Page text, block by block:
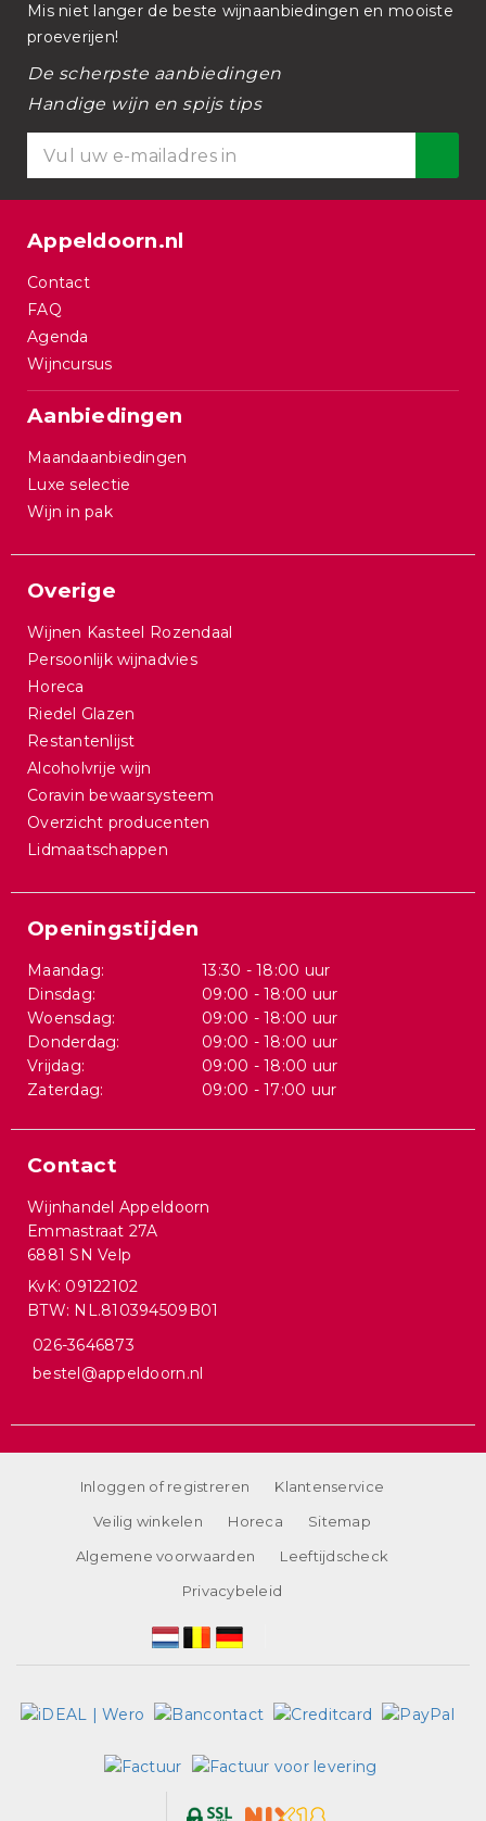
Mis niet langer de beste wijnaanbiedingen en mooiste
proeverijen!
De scherpste aanbiedingen
Handige wijn en spijs tips
Appeldoorn.nl
Contact
FAQ
Agenda
Wijncursus
Aanbiedingen
Maandaanbiedingen
Luxe selectie
Wijn in pak
Overige
Wijnen Kasteel Rozendaal
Persoonlijk wijnadvies
Horeca
Riedel Glazen
Restantenlijst
Alcoholvrije wijn
Coravin bewaarsysteem
Overzicht producenten
Lidmaatschappen
Openingstijden
Maandag:
13:30 - 18:00 uur
Dinsdag:
09:00 - 18:00 uur
Woensdag:
09:00 - 18:00 uur
Donderdag:
09:00 - 18:00 uur
Vrijdag:
09:00 - 18:00 uur
Zaterdag:
09:00 - 17:00 uur
Contact
Wijnhandel Appeldoorn
Emmastraat 27A
6881 SN Velp
KvK: 09122102
BTW: NL.810394509B01
026-3646873
bestel@appeldoorn.nl
Inloggen of registreren
Klantenservice
Veilig winkelen
Horeca
Sitemap
Algemene voorwaarden
Leeftijdscheck
Privacybeleid